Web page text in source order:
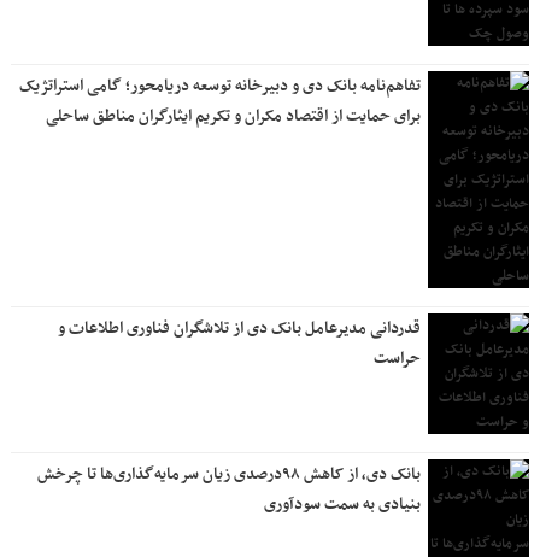
تفاهم‌نامه بانک دی و دبیرخانه توسعه دریامحور؛ گامی استراتژیک
برای حمایت از اقتصاد مکران و تکریم ایثارگران مناطق ساحلی
قدردانی مدیرعامل بانک دی از تلاشگران فناوری اطلاعات و
حراست
بانک دی، از کاهش ۹۸درصدی زیان سرمایه‌گذاری‌ها تا چرخش
بنیادی به سمت سودآوری